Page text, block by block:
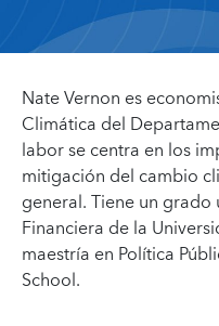
Nate Vernon es
Climática del
labor se centra en los
mitigación del cambio
general. Tiene un
Financiera de la
maestría en Política
School.